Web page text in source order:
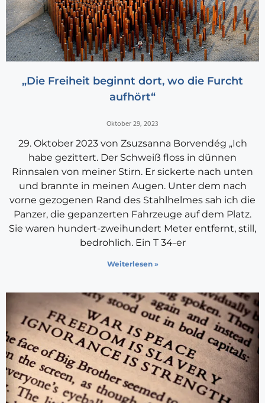
„Die Freiheit beginnt dort, wo die Furcht
aufhört“
Oktober 29, 2023
29. Oktober 2023 von Zsuzsanna Borvendég „Ich
habe gezittert. Der Schweiß floss in dünnen
Rinnsalen von meiner Stirn. Er sickerte nach unten
und brannte in meinen Augen. Unter dem nach
vorne gezogenen Rand des Stahlhelmes sah ich die
Panzer, die gepanzerten Fahrzeuge auf dem Platz.
Sie waren hundert-zweihundert Meter entfernt, still,
bedrohlich. Ein T 34-er
Weiterlesen »